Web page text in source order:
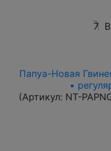
7
Папуа-Новая
•
(Артикул: NT-